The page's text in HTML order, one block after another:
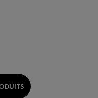
5 NEOVADIOL